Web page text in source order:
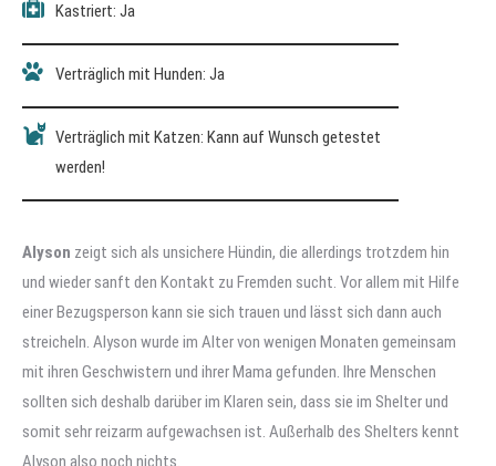
Kastriert: Ja
Verträglich mit Hunden: Ja
Verträglich mit Katzen: Kann auf Wunsch getestet
werden!
Alyson zeigt sich als unsichere Hündin, die allerdings trotzdem hin
und wieder sanft den Kontakt zu Fremden sucht. Vor allem mit Hilfe
einer Bezugsperson kann sie sich trauen und lässt sich dann auch
streicheln. Alyson wurde im Alter von wenigen Monaten gemeinsam
mit ihren Geschwistern und ihrer Mama gefunden. Ihre Menschen
sollten sich deshalb darüber im Klaren sein, dass sie im Shelter und
somit sehr reizarm aufgewachsen ist. Außerhalb des Shelters kennt
Alyson also noch nichts.